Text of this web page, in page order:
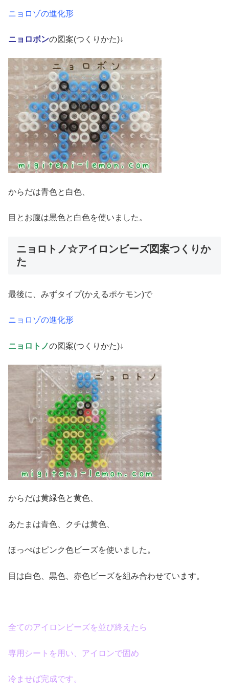
ニョロゾの進化形
ニョロボンの図案(つくりかた)↓
からだは青色と白色、
目とお腹は黒色と白色を使いました。
ニョロトノ☆アイロンビーズ図案つくりか
た
最後に、みずタイプ(かえるポケモン)で
ニョロゾの進化形
ニョロトノの図案(つくりかた)↓
からだは黄緑色と黄色、
あたまは青色、クチは黄色、
ほっぺはピンク色ビーズを使いました。
目は白色、黒色、赤色ビーズを組み合わせています。
全てのアイロンビーズを並び終えたら
専用シートを用い、アイロンで固め
冷ませば完成です。